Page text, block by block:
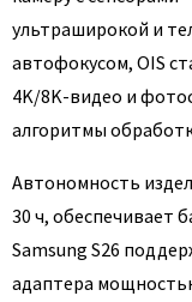
ультраширокой и
автофокусом, OIS
4K/8K-видео и
алгоритмы
Автономность
30 ч, обеспечивает
Samsung S26
адаптера